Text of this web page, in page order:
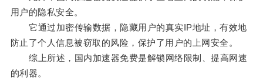
用户的隐私安全。
它通过加密传输数据，隐藏用户的真实IP地址，有效地
防止了个人信息被窃取的风险，保护了用户的上网安全。
综上所述，国内加速器免费是解锁网络限制、提高网速
的利器。